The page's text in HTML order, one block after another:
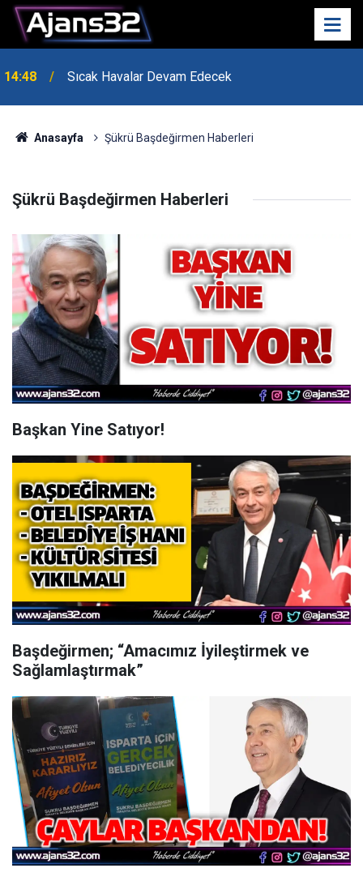
14:19
Sürüyor
Anasayfa Şükrü Başdeğirmen Haberleri
Şükrü Başdeğirmen Haberleri
Başkan Yine Satıyor!
Başdeğirmen; “Amacımız İyileştirmek ve
Sağlamlaştırmak”